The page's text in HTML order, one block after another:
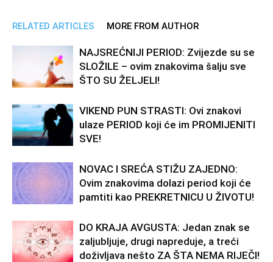
RELATED ARTICLES MORE FROM AUTHOR
NAJSREĆNIJI PERIOD: Zvijezde su se
SLOŽILE – ovim znakovima šalju sve
ŠTO SU ŽELJELI!
VIKEND PUN STRASTI: Ovi znakovi
ulaze PERIOD koji će im PROMIJENITI
SVE!
NOVAC I SREĆA STIŽU ZAJEDNO:
Ovim znakovima dolazi period koji će
pamtiti kao PREKRETNICU U ŽIVOTU!
DO KRAJA AVGUSTA: Jedan znak se
zaljubljuje, drugi napreduje, a treći
doživljava nešto ZA ŠTA NEMA RIJEČI!